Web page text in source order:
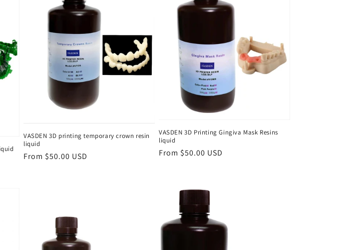
VASDEN 3D printing temporary crown resin
liquid
Regular
From $50.00 USD
VASDEN 3D Printing Gingiva Mask Resins
liquid
Regular
From $50.00 USD